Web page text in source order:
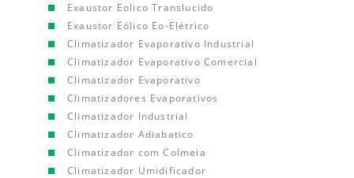
Exaustor Eolico Translucido
Exaustor Eólico Eo-Elétrico
Climatizador Evaporativo Industrial
Climatizador Evaporativo Comercial
Climatizador Evaporativo
Climatizadores Evaporativos
Climatizador Industrial
Climatizador Adiabatico
Climatizador com Colmeia
Climatizador Umidificador